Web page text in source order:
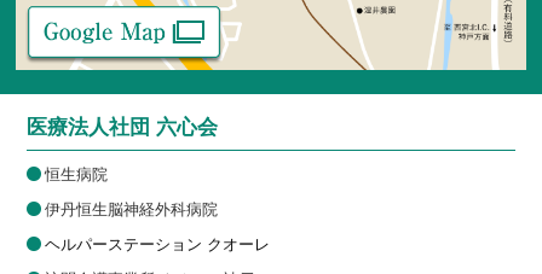
医療法人社団 六心会
恒生病院
伊丹恒生脳神経外科病院
ヘルパーステーション クオーレ